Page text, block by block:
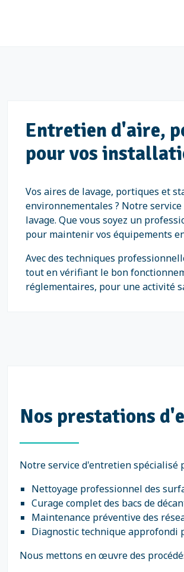
Entretien d'aire,
pour vos
Vos aires de lavage, portiques et
environnementales ? Notre
lavage. Que vous soyez un
pour maintenir vos équipements
Avec des techniques
tout en vérifiant le bon
réglementaires, pour une activité
Nos prestations
Notre service d'entretien spécialisé
Nettoyage professionnel des
Curage complet des bacs de
Maintenance préventive des
Diagnostic technique approfondi
Nous mettons en œuvre des